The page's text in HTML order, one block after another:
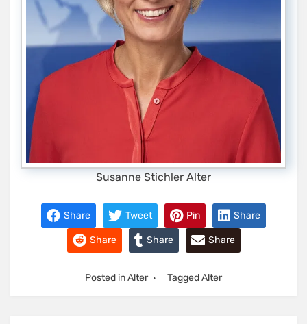
Susanne Stichler Alter
Share Tweet Pin Share
Share Share Share
Posted inAlter TaggedAlter